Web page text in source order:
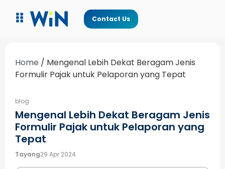
Contact Us
Home / Mengenal Lebih Dekat Beragam Jenis
Formulir Pajak untuk Pelaporan yang Tepat
blog
Mengenal Lebih Dekat Beragam Jenis
Formulir Pajak untuk Pelaporan yang
Tepat
Tayang29 Apr 2024